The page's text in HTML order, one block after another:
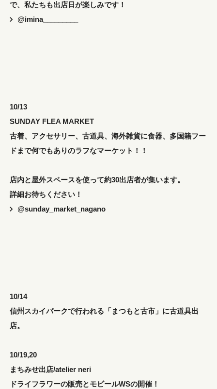
で、私たちも出店日が楽しみです！
@imina_________
10/13
SUNDAY FLEA MARKET
古着、アクセサリー、古道具、海外雑貨に食器、多国籍フー
ドまで何でもありのラフなマーケット！！
店内と屋外スペースを使って約30出店者が集います。
詳細お待ちください！
@sunday_market_nagano
10/14
信州スカイパークで行われる「まつもと古市」に古道具出
店。
10/19,20
まちみせ出店/atelier neri
ドライフラワーの販売とモビールWSの開催！